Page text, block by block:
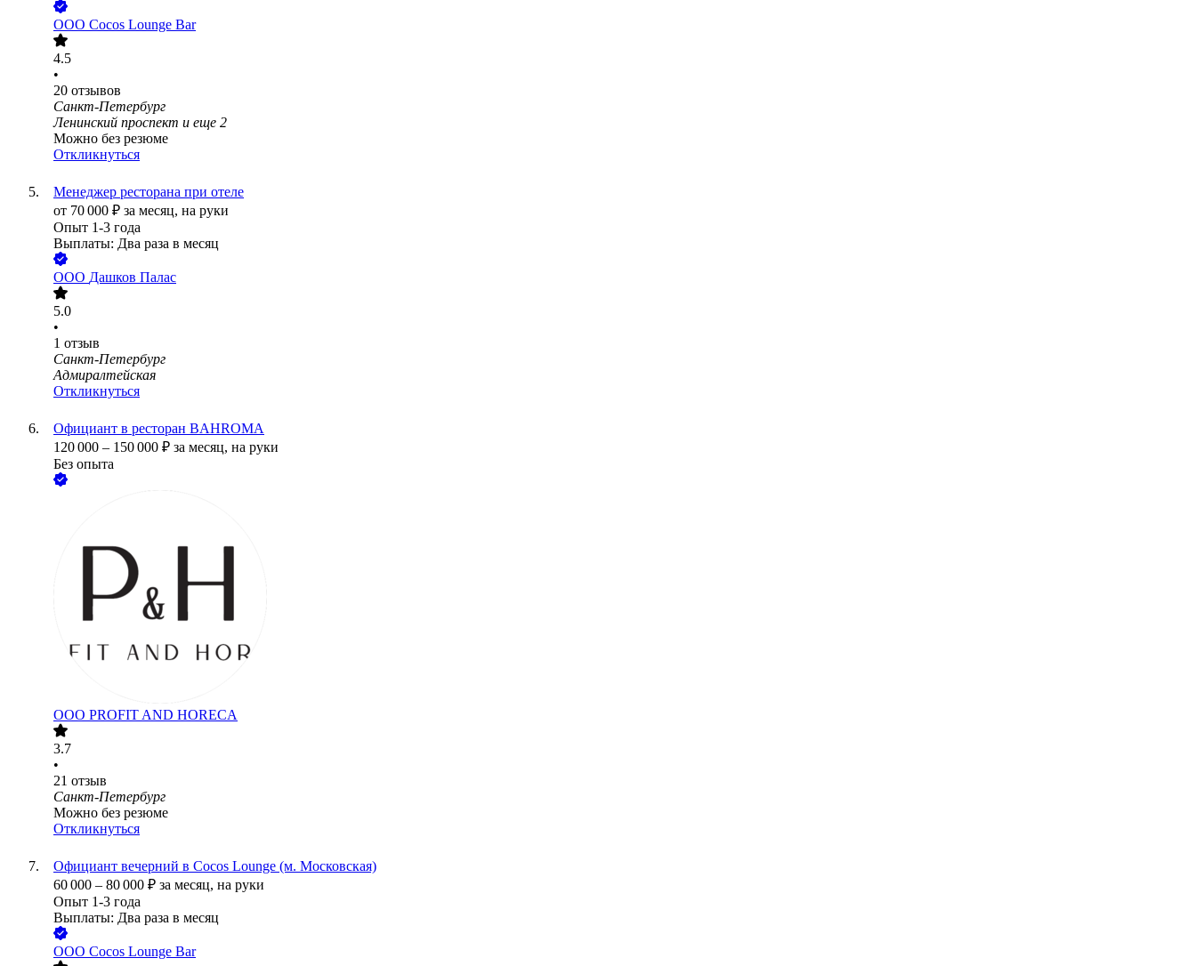
ООО Cocos Lounge Bar
4.5
•
20 отзывов
Санкт-Петербург
Ленинский проспект и еще 2
Можно без резюме
Откликнуться
Менеджер ресторана при отеле
от 70 000 ₽ за месяц, на руки
Опыт 1-3 года
Выплаты: Два раза в месяц
ООО Дашков Палас
5.0
•
1 отзыв
Санкт-Петербург
Адмиралтейская
Откликнуться
Официант в ресторан BAHROMA
120 000 – 150 000 ₽ за месяц, на руки
Без опыта
ООО PROFIT AND HORECA
3.7
•
21 отзыв
Санкт-Петербург
Можно без резюме
Откликнуться
Официант вечерний в Cocos Lounge (м. Московская)
60 000 – 80 000 ₽ за месяц, на руки
Опыт 1-3 года
Выплаты: Два раза в месяц
ООО Cocos Lounge Bar